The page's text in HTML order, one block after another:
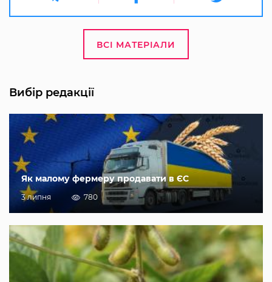
ВСІ МАТЕРІАЛИ
Вибір редакції
Як малому фермеру продавати в ЄС
3 липня 780